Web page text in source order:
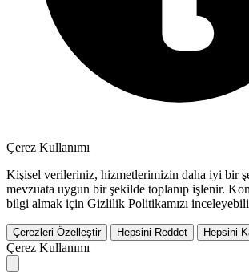
Çerez Kullanımı
Kişisel verileriniz, hizmetlerimizin daha iyi bir
mevzuata uygun bir şekilde toplanıp işlenir.
bilgi almak için Gizlilik Politikamızı
Çerezleri Özelleştir Hepsini Reddet Hepsini
Çerez Kullanımı